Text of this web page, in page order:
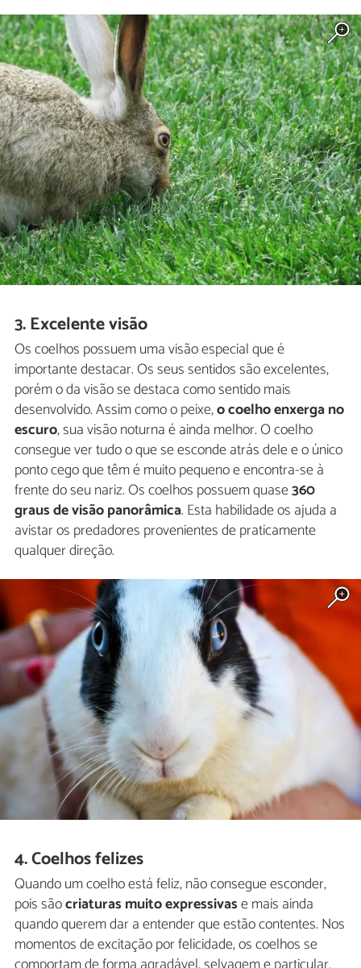
3. Excelente visão
Os coelhos possuem uma visão especial que é
importante destacar. Os seus sentidos são excelentes,
porém o da visão se destaca como sentido mais
desenvolvido. Assim como o peixe,o coelho enxerga no
escuro, sua visão noturna é ainda melhor. O coelho
consegue ver tudo o que se esconde atrás dele e o único
ponto cego que têm é muito pequeno e encontra-se à
frente do seu nariz. Os coelhos possuem quase360
graus de visão panorâmica. Esta habilidade os ajuda a
avistar os predadores provenientes de praticamente
qualquer direção.
4. Coelhos felizes
Quando um coelho está feliz, não consegue esconder,
pois sãocriaturas muito expressivase mais ainda
quando querem dar a entender que estão contentes. Nos
momentos de excitação por felicidade, os coelhos se